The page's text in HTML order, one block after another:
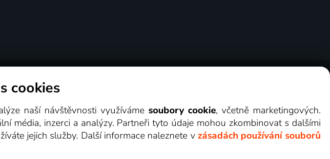
cookies
naší návštěvnosti využívámesoubory cookie, včetně marketingových.
média, inzerci a analýzy. Partneři tyto údaje mohou zkombinovat s dalšími
jejich služby. Další informace naleznete v zásadách používání souborů